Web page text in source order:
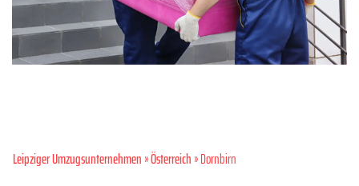
Leipziger Umzugsunternehmen»Österreich» Dornbirn